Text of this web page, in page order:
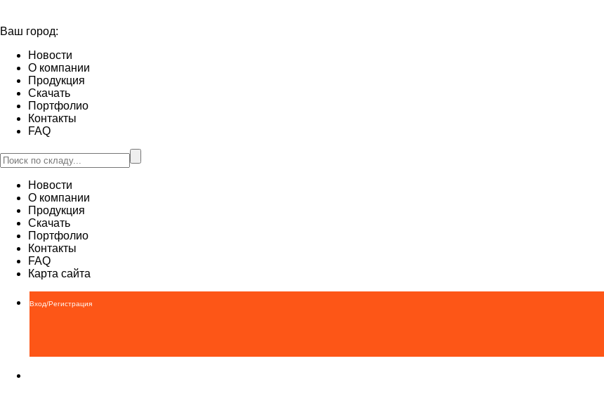
Ваш город:
Новости
О компании
Продукция
Скачать
Портфолио
Контакты
FAQ
Новости
О компании
Продукция
Скачать
Портфолио
Контакты
FAQ
Карта сайта
Вход/Регистрация